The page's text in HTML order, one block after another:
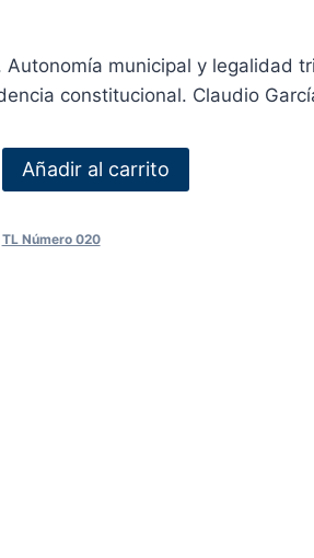
Autonomía municipal y legalidad
constitucional. Claudio
Añadir al carrito
TL Número 020